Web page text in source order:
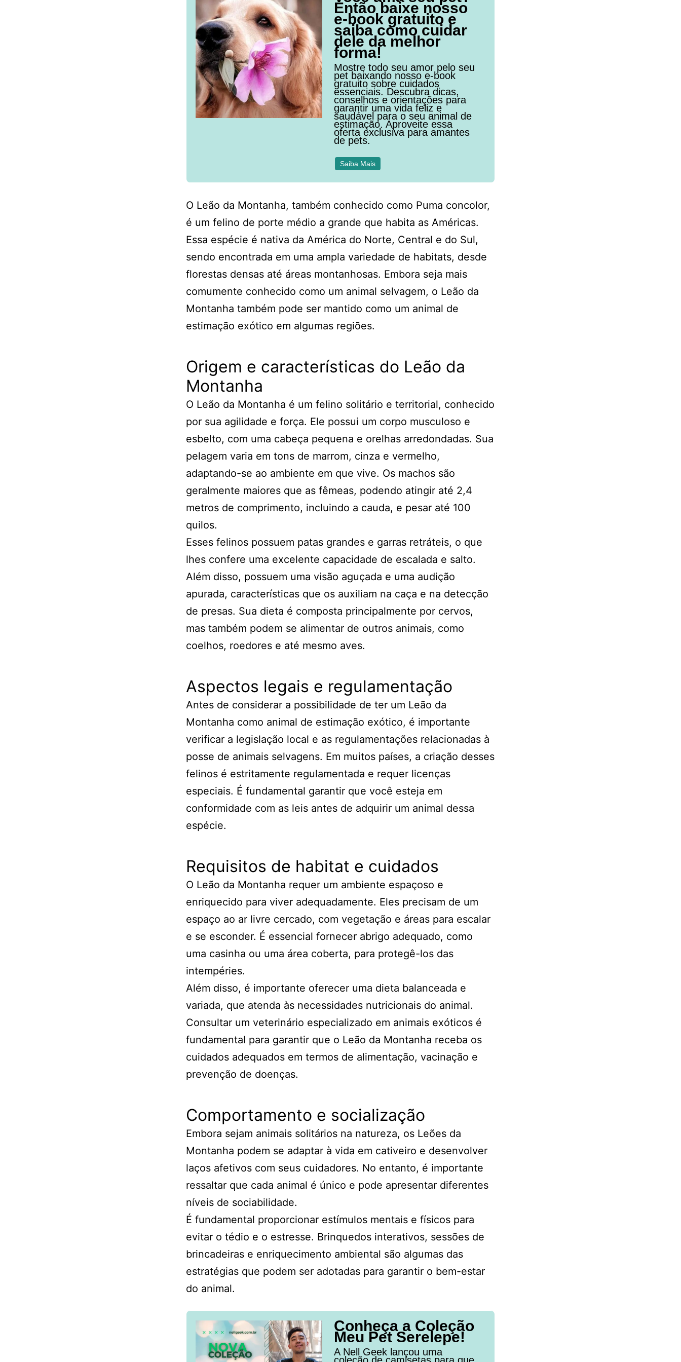
Então baixe nosso
e-book gratuito e
saiba como cuidar
dele da melhor
forma!
Mostre todo seu amor pelo seu
pet baixando nosso e-book
gratuito sobre cuidados
essenciais. Descubra dicas,
conselhos e orientações para
garantir uma vida feliz e
saudável para o seu animal de
estimação. Aproveite essa
oferta exclusiva para amantes
de pets.
Saiba Mais
O Leão da Montanha, também conhecido como Puma concolor,
é um felino de porte médio a grande que habita as Américas.
Essa espécie é nativa da América do Norte, Central e do Sul,
sendo encontrada em uma ampla variedade de habitats, desde
florestas densas até áreas montanhosas. Embora seja mais
comumente conhecido como um animal selvagem, o Leão da
Montanha também pode ser mantido como um animal de
estimação exótico em algumas regiões.
Origem e características do Leão da
Montanha
O Leão da Montanha é um felino solitário e territorial, conhecido
por sua agilidade e força. Ele possui um corpo musculoso e
esbelto, com uma cabeça pequena e orelhas arredondadas. Sua
pelagem varia em tons de marrom, cinza e vermelho,
adaptando-se ao ambiente em que vive. Os machos são
geralmente maiores que as fêmeas, podendo atingir até 2,4
metros de comprimento, incluindo a cauda, e pesar até 100
quilos.
Esses felinos possuem patas grandes e garras retráteis, o que
lhes confere uma excelente capacidade de escalada e salto.
Além disso, possuem uma visão aguçada e uma audição
apurada, características que os auxiliam na caça e na detecção
de presas. Sua dieta é composta principalmente por cervos,
mas também podem se alimentar de outros animais, como
coelhos, roedores e até mesmo aves.
Aspectos legais e regulamentação
Antes de considerar a possibilidade de ter um Leão da
Montanha como animal de estimação exótico, é importante
verificar a legislação local e as regulamentações relacionadas à
posse de animais selvagens. Em muitos países, a criação desses
felinos é estritamente regulamentada e requer licenças
especiais. É fundamental garantir que você esteja em
conformidade com as leis antes de adquirir um animal dessa
espécie.
Requisitos de habitat e cuidados
O Leão da Montanha requer um ambiente espaçoso e
enriquecido para viver adequadamente. Eles precisam de um
espaço ao ar livre cercado, com vegetação e áreas para escalar
e se esconder. É essencial fornecer abrigo adequado, como
uma casinha ou uma área coberta, para protegê-los das
intempéries.
Além disso, é importante oferecer uma dieta balanceada e
variada, que atenda às necessidades nutricionais do animal.
Consultar um veterinário especializado em animais exóticos é
fundamental para garantir que o Leão da Montanha receba os
cuidados adequados em termos de alimentação, vacinação e
prevenção de doenças.
Comportamento e socialização
Embora sejam animais solitários na natureza, os Leões da
Montanha podem se adaptar à vida em cativeiro e desenvolver
laços afetivos com seus cuidadores. No entanto, é importante
ressaltar que cada animal é único e pode apresentar diferentes
níveis de sociabilidade.
É fundamental proporcionar estímulos mentais e físicos para
evitar o tédio e o estresse. Brinquedos interativos, sessões de
brincadeiras e enriquecimento ambiental são algumas das
estratégias que podem ser adotadas para garantir o bem-estar
do animal.
Conheça a Coleção
Meu Pet Serelepe!
A Nell Geek lançou uma